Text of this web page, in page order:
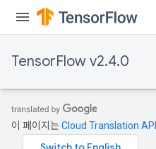
TensorFlow v2.4.0
이 페이지는Cloud Translation API